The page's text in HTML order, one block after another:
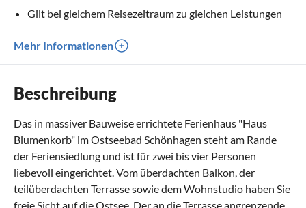
Gilt bei gleichem Reisezeitraum zu gleichen Leistungen
Mehr Informationen
Beschreibung
Das in massiver Bauweise errichtete Ferienhaus "Haus
Blumenkorb" im Ostseebad Schönhagen steht am Rande
der Feriensiedlung und ist für zwei bis vier Personen
liebevoll eingerichtet. Vom überdachten Balkon, der
teilüberdachten Terrasse sowie dem Wohnstudio haben Sie
freie Sicht auf die Ostsee. Der an die Terrasse angrenzende